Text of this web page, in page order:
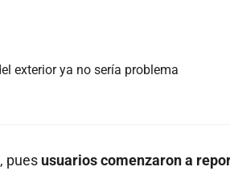
exterior ya no sería problema
pues usuarios comenzaron a